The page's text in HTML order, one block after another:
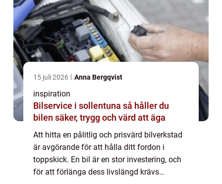
15 juli 2026 Anna Bergqvist
inspiration
Bilservice i sollentuna så håller du
bilen säker, trygg och värd att äga
Att hitta en pålitlig och prisvärd bilverkstad
är avgörande för att hålla ditt fordon i
toppskick. En bil är en stor investering, och
för att förlänga dess livslängd krävs